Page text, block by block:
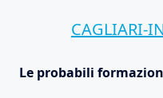
CAGLIARI-
Le probabili